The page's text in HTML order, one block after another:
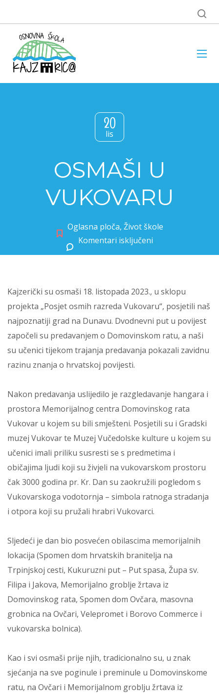
20
lis
OSMAŠI U
VUKOVARU
Oglasna ploča, Život škole
Komentari isključeni
Kajzerički su osmaši 18. listopada 2023., u sklopu
projekta „Posjet osmih razreda Vukovaru“, posjetili naš
najpoznatiji grad na Dunavu. Dvodnevni put u povijest
započeli su predavanjem o Domovinskom ratu, a naši
su učenici tijekom trajanja predavanja pokazali zavidnu
razinu znanja o hrvatskoj povijesti.
Nakon predavanja uslijedilo je razgledavanje hangara i
prostora Memorijalnog centra Domovinskog rata
Vukovar u kojem su bili smješteni. Posjetili su i Gradski
muzej Vukovar te Muzej Vučedolske kulture u kojem su
učenici imali priliku susresti se s predmetima i
običajima ljudi koji su živjeli na vukovarskom prostoru
čak 3000 godina pr. Kr. Dan su zaokružili pogledom s
Vukovarskoga vodotornja – simbola ratnoga stradanja
i otpora koji su pružali hrabri Vukovarci.
Sljedeći je dan bio posvećen obilascima memorijalnih
lokacija (Spomen dom hrvatskih branitelja na
Trpinjskoj cesti, Kukuruzni put – Put spasa, Župa sv.
Filipa i Jakova, Memorijalno groblje žrtava iz
Domovinskog rata, Spomen dom Ovčara, masovna
grobnica na Ovčari, Velepromet i Borovo Commerce i
vukovarska bolnica).
Kao i svi osmaši prije njih, tradicionalno su, u znak
sjećanja na sve poginule i preminule u Domovinskome
ratu, na Ovčari i Memorijalnom groblju žrtava iz